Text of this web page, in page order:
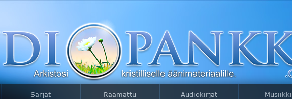
Sarjat Raamattu Audiokirjat Musiikki